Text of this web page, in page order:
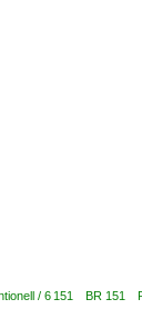
/ 6 151 BR 151